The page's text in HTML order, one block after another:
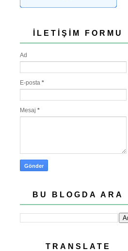
İLETIŞIM FORMU
Ad
E-posta *
Mesaj *
BU BLOGDA ARA
TRANSLATE